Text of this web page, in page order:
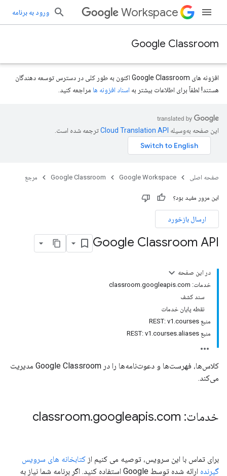
Workspace ورود به برنامه
Google Classroom
افزونه های Google Classroom اکنون به طور کلی در دسترس توسعه دهندگان
هستند! لطفاً برای اطلاعات بیشتر به اسناد افزونه ها مراجعه کنید.
این صفحه به‌وسیله ترجمه شده است.
صفحه اصلی Google Workspace
Google Classroom مرجع
این مرور مفید بود؟
ارسال بازخورد
Google Classroom API
در این صفحه
خدمات: classroom.googleapis.com
سند کشف
نقطه پایان خدمات
منبع REST: v1.courses
منبع REST: v1.courses.aliases
کلاس‌ها، فهرست‌ها و دعوت‌نامه‌ها را در Google Classroom مدیریت
می‌کند.
خدمات: classroom .googleapis.com
برای تماس با این سرویس، توصیه می کنیم از کتابخانه های سرویس
گیرنده
ارائه شده توسط Google استفاده کنید. اگر برنامه شما نیاز به